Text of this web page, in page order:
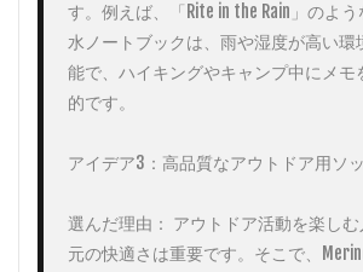
す。例えば、「Rite in the Rain」のよ
水ノートブックは、雨や湿度が高い環
能で、ハイキングやキャンプ中にメモ
的です。
アイデア3：高品質なアウトドア用ソ
選んだ理由： アウトドア活動を楽し
元の快適さは重要です。そこで、